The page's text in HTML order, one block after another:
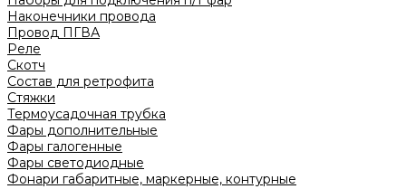
Наконечники провода
Провод ПГВА
Реле
Скотч
Состав для ретрофита
Стяжки
Термоусадочная трубка
Фары дополнительные
Фары галогенные
Фары светодиодные
Фонари габаритные, маркерные, контурные